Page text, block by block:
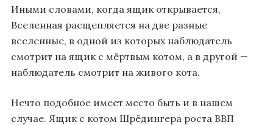
Иными словами, когда ящик открывается,
Вселенная расщепляется на две разные
вселенные, в одной из которых наблюдатель
смотрит на ящик с мёртвым котом, а в другой —
наблюдатель смотрит на живого кота.
Нечто подобное имеет место быть и в нашем
случае. Ящик с котом Шрёдингера роста ВВП